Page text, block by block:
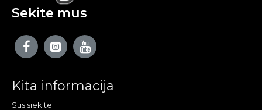
Sekite mus
Kita informacija
Susisiekite